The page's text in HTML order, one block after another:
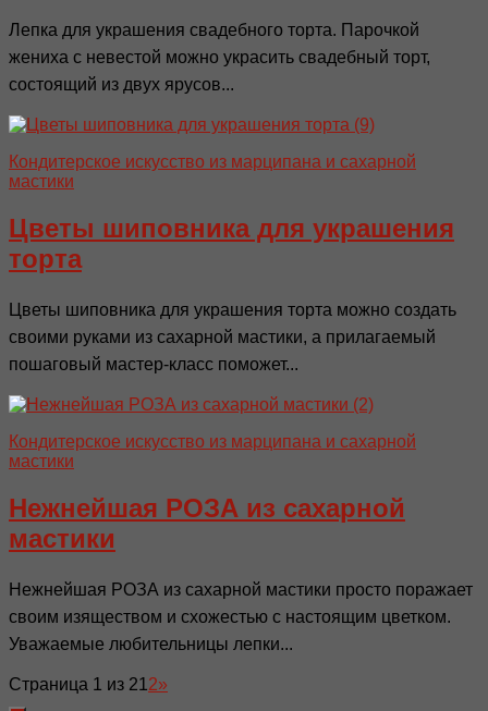
Лепка для украшения свадебного торта. Парочкой
жениха с невестой можно украсить свадебный торт,
состоящий из двух ярусов...
Кондитерское искусство из марципана и сахарной
мастики
Цветы шиповника для украшения
торта
Цветы шиповника для украшения торта можно создать
своими руками из сахарной мастики, а прилагаемый
пошаговый мастер-класс поможет...
Кондитерское искусство из марципана и сахарной
мастики
Нежнейшая РОЗА из сахарной
мастики
Нежнейшая РОЗА из сахарной мастики просто поражает
своим изяществом и схожестью с настоящим цветком.
Уважаемые любительницы лепки...
Страница 1 из 21 2»